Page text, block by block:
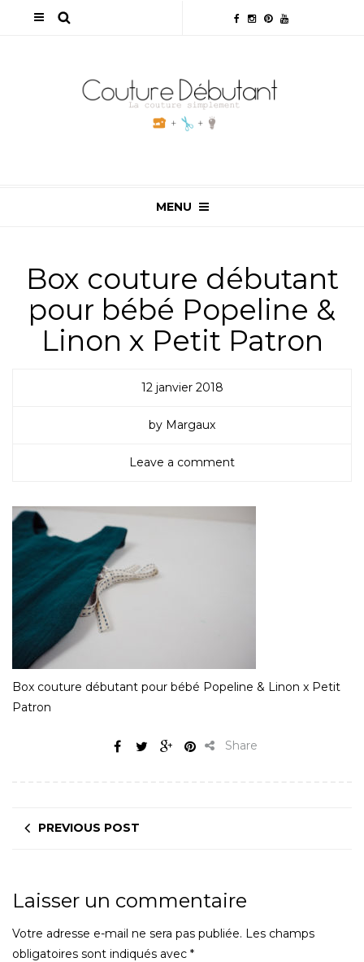
MENU
Box couture débutant
pour bébé Popeline &
Linon x Petit Patron
12 janvier 2018
by Margaux
Leave a comment
Box couture débutant pour bébé Popeline & Linon x Petit
Patron
Share
PREVIOUS POST
Laisser un commentaire
Votre adresse e-mail ne sera pas publiée. Les champs
obligatoires sont indiqués avec *